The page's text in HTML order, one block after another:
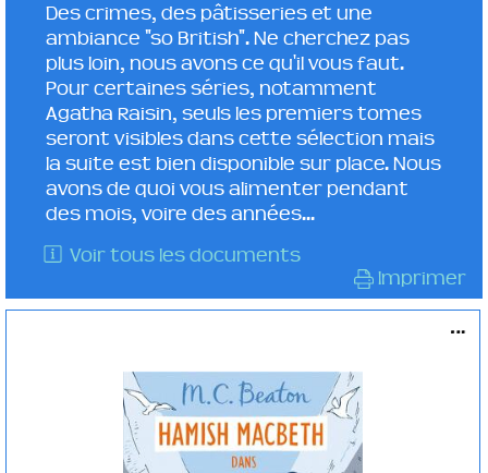
Des crimes, des pâtisseries et une
ambiance "so British". Ne cherchez pas
plus loin, nous avons ce qu'il vous faut.
Pour certaines séries, notamment
Agatha Raisin, seuls les premiers tomes
seront visibles dans cette sélection mais
la suite est bien disponible sur place. Nous
avons de quoi vous alimenter pendant
des mois, voire des années...
Voir tous les documents
Imprimer
...
POLICIER
M. c BEATON
Albin Michel ( 2019 )